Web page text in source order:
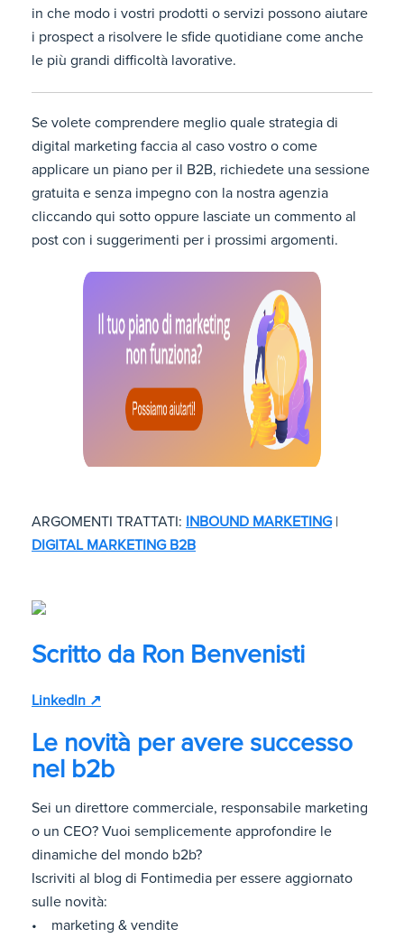
in che modo i vostri prodotti o servizi possono aiutare
i prospect a risolvere le sfide quotidiane come anche
le più grandi difficoltà lavorative.
Se volete comprendere meglio quale strategia di
digital marketing faccia al caso vostro o come
applicare un piano per il B2B, richiedete una sessione
gratuita e senza impegno con la nostra agenzia
cliccando qui sotto oppure lasciate un commento al
post con i suggerimenti per i prossimi argomenti.
ARGOMENTI TRATTATI: INBOUND MARKETING |
DIGITAL MARKETING B2B
Scritto da Ron Benvenisti
LinkedIn ↗
Le novità per avere successo
nel b2b
Sei un direttore commerciale, responsabile marketing
o un CEO? Vuoi semplicemente approfondire le
dinamiche del mondo b2b?
Iscriviti al blog di Fontimedia per essere aggiornato
sulle novità:
• marketing & vendite